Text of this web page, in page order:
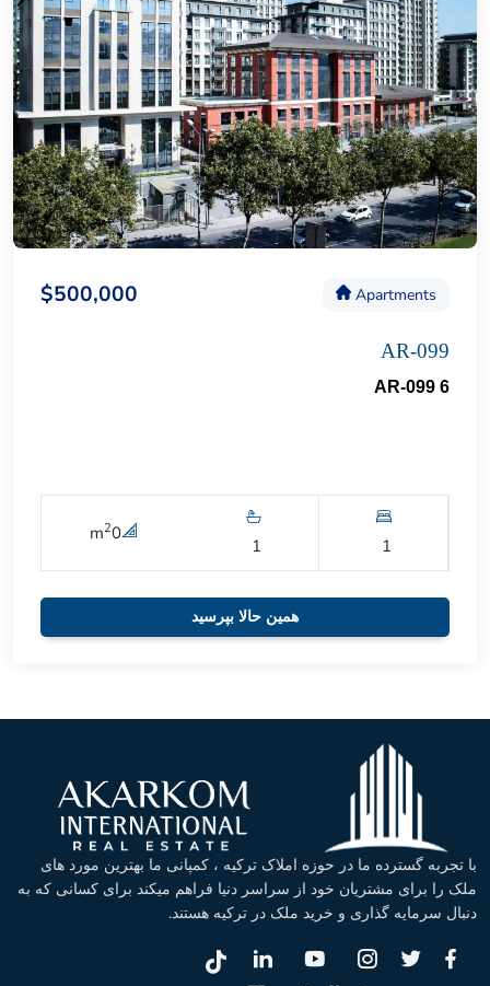
Apartments
$500,000
AR-099
AR-099 6
1
1
0
m2
همین حالا بپرسید
با تجربه گسترده ما در حوزه املاک ترکیه ، کمپانی ما بهترین مورد های
ملک را برای مشتریان خود از سراسر دنیا فراهم میکند برای کسانی که به
دنبال سرمایه گذاری و خرید ملک در ترکیه هستند.